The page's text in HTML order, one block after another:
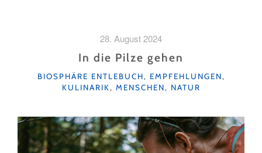
28. August 2024
In die Pilze gehen
KATEGORIEN
BIOSPHÄRE ENTLEBUCH, EMPFEHLUNGEN,
KULINARIK, MENSCHEN, NATUR